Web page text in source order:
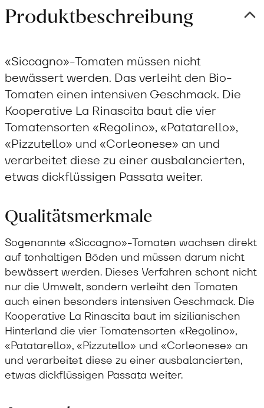
Produktbeschreibung
«Siccagno»-Tomaten müssen nicht
bewässert werden. Das verleiht den Bio-
Tomaten einen intensiven Geschmack. Die
Kooperative La Rinascita baut die vier
Tomatensorten «Regolino», «Patatarello»,
«Pizzutello» und «Corleonese» an und
verarbeitet diese zu einer ausbalancierten,
etwas dickflüssigen Passata weiter.
Qualitätsmerkmale
Sogenannte «Siccagno»-Tomaten wachsen direkt
auf tonhaltigen Böden und müssen darum nicht
bewässert werden. Dieses Verfahren schont nicht
nur die Umwelt, sondern verleiht den Tomaten
auch einen besonders intensiven Geschmack. Die
Kooperative La Rinascita baut im sizilianischen
Hinterland die vier Tomatensorten «Regolino»,
«Patatarello», «Pizzutello» und «Corleonese» an
und verarbeitet diese zu einer ausbalancierten,
etwas dickflüssigen Passata weiter.